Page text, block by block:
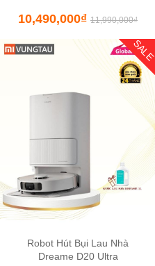
10,490,000₫ 11,990,000₫
SALE
Robot Hút Bụi Lau Nhà
Dreame D20 Ultra